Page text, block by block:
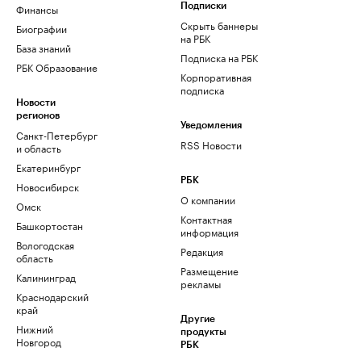
Финансы
Биографии
База знаний
РБК Образование
Новости
регионов
Санкт-Петербург
и область
Екатеринбург
Новосибирск
Омск
Башкортостан
Вологодская
область
Калининград
Краснодарский
край
Нижний
Новгород
Подписки
Скрыть баннеры
на РБК
Подписка на РБК
Корпоративная
подписка
Уведомления
RSS Новости
РБК
О компании
Контактная
информация
Редакция
Размещение
рекламы
Другие
продукты
РБК